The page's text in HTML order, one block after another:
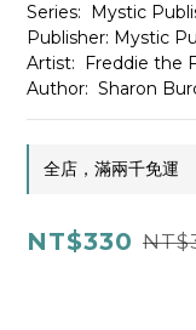
Series:  Mystic
Publisher: Mystic
Artist:  Freddie the
Author:  Sharon
全店，滿兩千免運
NT$330